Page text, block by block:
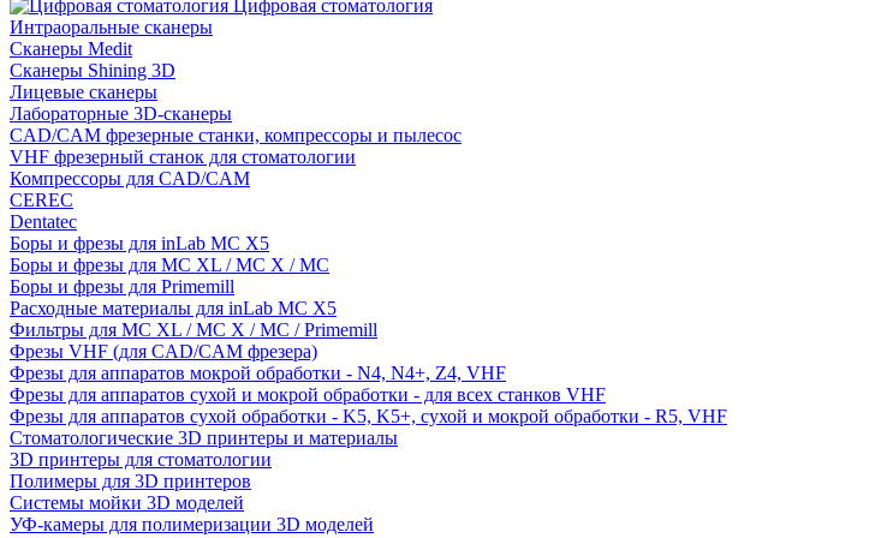
Цифровая стоматология
Интраоральные сканеры
Сканеры Medit
Сканеры Shining 3D
Лицевые сканеры
Лабораторные 3D-сканеры
CAD/CAM фрезерные станки, компрессоры и пылесос
VHF фрезерный станок для стоматологии
Компрессоры для CAD/CAM
CEREC
Dentatec
Боры и фрезы для inLab MC X5
Боры и фрезы для MC XL / MC X / MC
Боры и фрезы для Primemill
Расходные материалы для inLab MC X5
Фильтры для MC XL / MC X / MC / Primemill
Фрезы VHF (для CAD/CAM фрезера)
Фрезы для аппаратов мокрой обработки - N4, N4+, Z4, VHF
Фрезы для аппаратов сухой и мокрой обработки - для всех станков VHF
Фрезы для аппаратов сухой обработки - K5, K5+, сухой и мокрой обработки - R5, VHF
Стоматологические 3D принтеры и материалы
3D принтеры для стоматологии
Полимеры для 3D принтеров
Системы мойки 3D моделей
УФ-камеры для полимеризации 3D моделей